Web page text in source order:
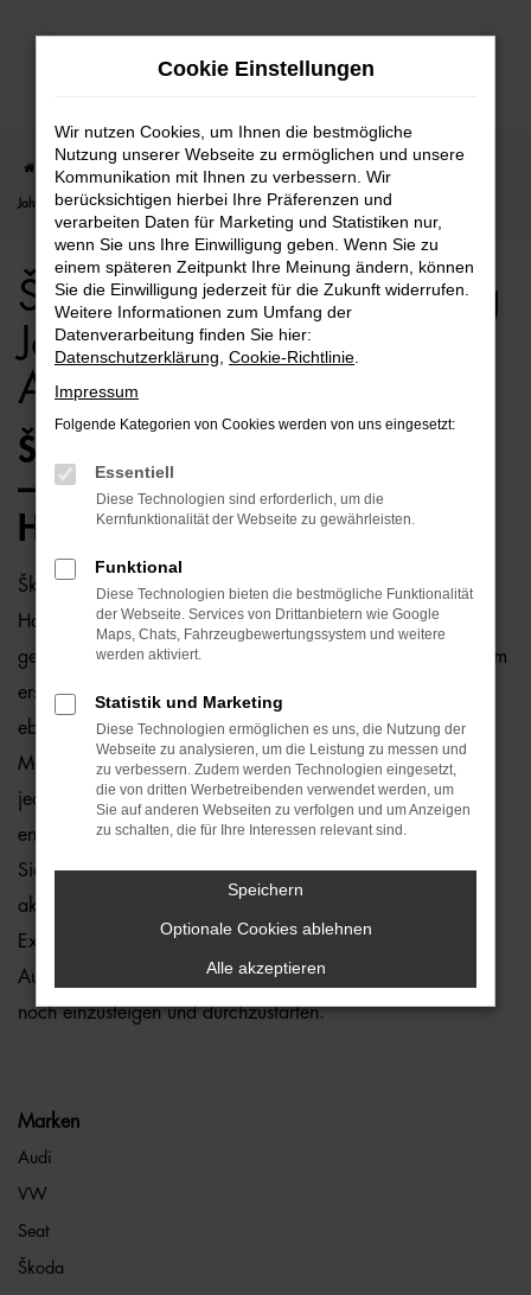
Zum
Startseite Hamburg Škoda Škoda Fabia Škoda Fabia für Hamburg
Jahreswagen Top Angebote
Škoda Fabia für Hamburg
Jahreswagen Top
Angebote
ŠKODA FABIA JAHRESWAGEN
– BESTENS MOBIL IN
HAMBURG
Škoda Fabia Jahreswagen sind ein echter Preishit für
Hamburg. Angeboten werden Fahrzeuge, die zwar
gebraucht sind, jedoch erst vor maximal zwölf Monaten zum
ersten Mal zugelassen wurden. Fast noch neu trifft es
ebenfalls auf den Punkt, denn Mängel stellen wir in unserer
Meisterwerkstatt nahezu nie fest. Dennoch kontrollieren wir
jeden Škoda Fabia Jahreswagen vor dem Verkauf und
entlassen nur 1a-Fahrzeuge auf die Straßen von Hamburg.
Sie profitieren zudem davon, dass die Modelle aus der
aktuellen Generation stammen und entsprechend mit vielen
Extras daherkommen. Die Motoren sind effizient und das
Auto wurde bereits perfekt eingefahren. Sie brauchen nur
noch einzusteigen und durchzustarten.
Marken
Audi
VW
Seat
Škoda
Cookie Einstellungen
Wir nutzen Cookies, um Ihnen die bestmögliche
Nutzung unserer Webseite zu ermöglichen und unsere
Kommunikation mit Ihnen zu verbessern. Wir
berücksichtigen hierbei Ihre Präferenzen und
verarbeiten Daten für Marketing und Statistiken nur,
wenn Sie uns Ihre Einwilligung geben. Wenn Sie zu
einem späteren Zeitpunkt Ihre Meinung ändern, können
Sie die Einwilligung jederzeit für die Zukunft widerrufen.
Weitere Informationen zum Umfang der
Datenverarbeitung finden Sie hier:
Datenschutzerklärung Cookie-Richtlinie
Impressum
Folgende Kategorien von Cookies werden von uns eingesetzt:
Essentiell
Diese Technologien sind erforderlich, um die
Kernfunktionalität der Webseite zu gewährleisten.
Funktional
Diese Technologien bieten die bestmögliche Funktionalität
der Webseite. Services von Drittanbietern wie Google
Maps, Chats, Fahrzeugbewertungssystem und weitere
werden aktiviert.
Statistik und Marketing
Diese Technologien ermöglichen es uns, die Nutzung der
Webseite zu analysieren, um die Leistung zu messen und
zu verbessern. Zudem werden Technologien eingesetzt,
die von dritten Werbetreibenden verwendet werden, um
Sie auf anderen Webseiten zu verfolgen und um Anzeigen
zu schalten, die für Ihre Interessen relevant sind.
Speichern
Optionale Cookies ablehnen
Alle akzeptieren